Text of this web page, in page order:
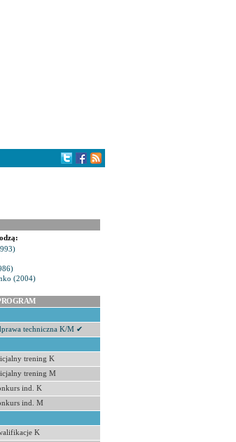
(2004)
techniczna K/M ✔
trening K
trening M
ind. K
ind. M
K